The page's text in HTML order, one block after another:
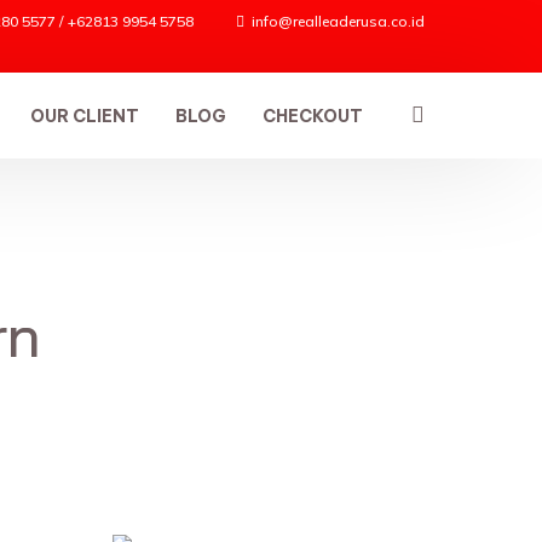
5577 / +62813 9954 5758 info@realleaderusa.co.id
OUR CLIENT BLOG CHECKOUT